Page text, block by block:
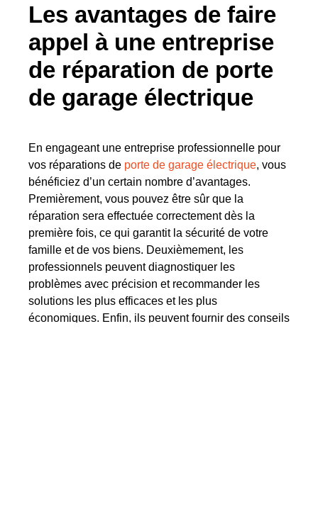
Les avantages de faire
appel à une entreprise
de réparation de porte
de garage électrique
En engageant une entreprise professionnelle pour
vos réparations de porte de garage électrique, vous
bénéficiez d’un certain nombre d’avantages.
Premièrement, vous pouvez être sûr que la
réparation sera effectuée correctement dès la
première fois, ce qui garantit la sécurité de votre
famille et de vos biens. Deuxièmement, les
professionnels peuvent diagnostiquer les
problèmes avec précision et recommander les
solutions les plus efficaces et les plus
économiques. Enfin, ils peuvent fournir des conseils